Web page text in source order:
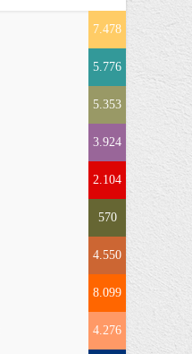
7.478
5.776
5.353
3.924
2.104
570
4.550
8.099
4.276